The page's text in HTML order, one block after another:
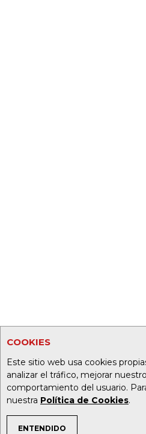
COOKIES
Este sitio web usa cookies
analizar el tráfico, mejorar
comportamiento del usuario.
nuestra Política de Cookies.
ENTENDIDO